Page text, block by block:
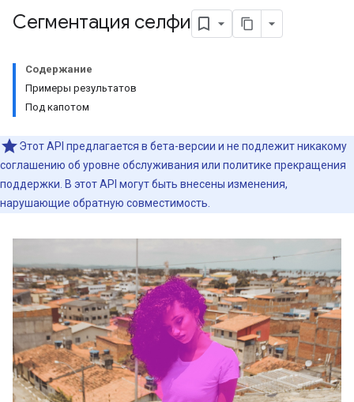
Сегментация селфи
Содержание
Примеры результатов
Под капотом
Этот API предлагается в бета-версии и не подлежит никакому
соглашению об уровне обслуживания или политике прекращения
поддержки. В этот API могут быть внесены изменения,
нарушающие обратную совместимость.